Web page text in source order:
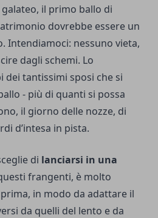
il primo ballo di
dovrebbe essere un
Intendiamoci: nessuno vieta,
dagli schemi. Lo
dei tantissimi sposi che si
- più di quanti si possa
il giorno delle nozze, di
d’intesa in pista.
di lanciarsi in una
frangenti, è molto
in modo da adattare il
da quelli del lento e da